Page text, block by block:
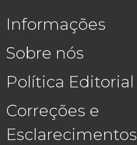
Informações
Sobre nós
Política Editorial
Correções e
Esclarecimentos